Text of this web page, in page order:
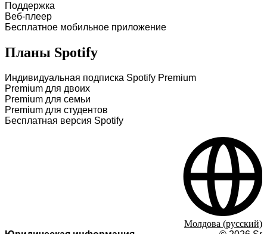
Поддержка
Веб-плеер
Бесплатное мобильное приложение
Планы Spotify
Индивидуальная подписка Spotify Premium
Premium для двоих
Premium для семьи
Premium для студентов
Бесплатная версия Spotify
Молдова (русский)